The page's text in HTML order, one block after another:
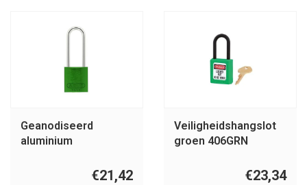
Geanodiseerd
aluminium
groen 72/30HB50€21,42
Veiligheidshangslot
groen 406GRN
€23,34